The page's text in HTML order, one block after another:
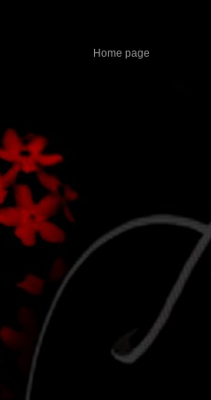
Home page